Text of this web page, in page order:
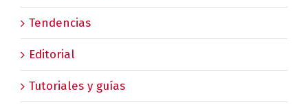
Tendencias
Editorial
Tutoriales y guías